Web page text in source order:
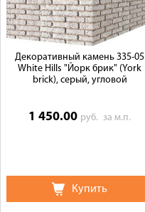
Декоративный камень 335-05
White Hills "Йорк брик" (York
brick), серый, угловой
1 450.00 руб.за м.п.
Купить